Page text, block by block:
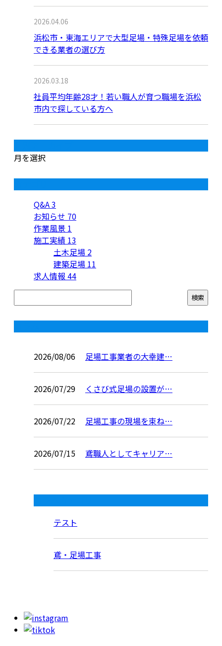
2026.04.06
浜松市・東海エリアで大型足場・特殊足場を依頼
できる業者の選び方
2026.03.18
社員平均年齢28才！若い職人が育つ職場を浜松
市内で探している方へ
月を選択
Q&A3
お知らせ 70
作業風景 1
施工実績 13
土木足場 2
建築足場 11
求人情報 44
2026/08/06 足場工事業者の大幸建…
2026/07/29 くさび式足場の設置が…
2026/07/22 足場工事の現場を束ね…
2026/07/15 鳶職人としてキャリア…
テスト
鳶・足場工事